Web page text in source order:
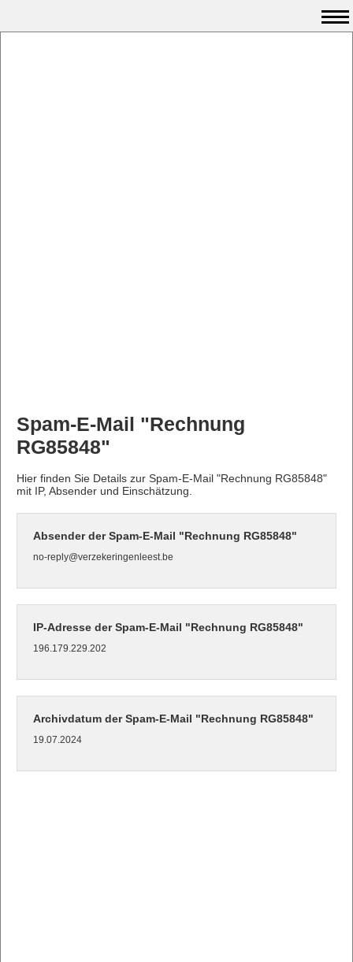
Spam-E-Mail "Rechnung
RG85848"
Hier finden Sie Details zur Spam-E-Mail "Rechnung RG85848"
mit IP, Absender und Einschätzung.
Absender der Spam-E-Mail "Rechnung RG85848"
no-reply@verzekeringenleest.be
IP-Adresse der Spam-E-Mail "Rechnung RG85848"
196.179.229.202
Archivdatum der Spam-E-Mail "Rechnung RG85848"
19.07.2024